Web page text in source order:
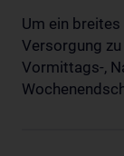
Um ein
Versorgung
Vormittags-,